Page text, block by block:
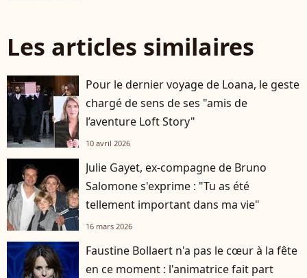
Les articles similaires
Pour le dernier voyage de Loana, le geste
chargé de sens de ses "amis de
l’aventure Loft Story"
10 avril 2026
Julie Gayet, ex-compagne de Bruno
Salomone s'exprime : "Tu as été
tellement important dans ma vie"
16 mars 2026
Faustine Bollaert n'a pas le cœur à la fête
en ce moment : l'animatrice fait part